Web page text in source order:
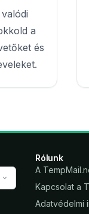
a
és
Rólunk
A
Kapcsolat a
Adatvédelmi